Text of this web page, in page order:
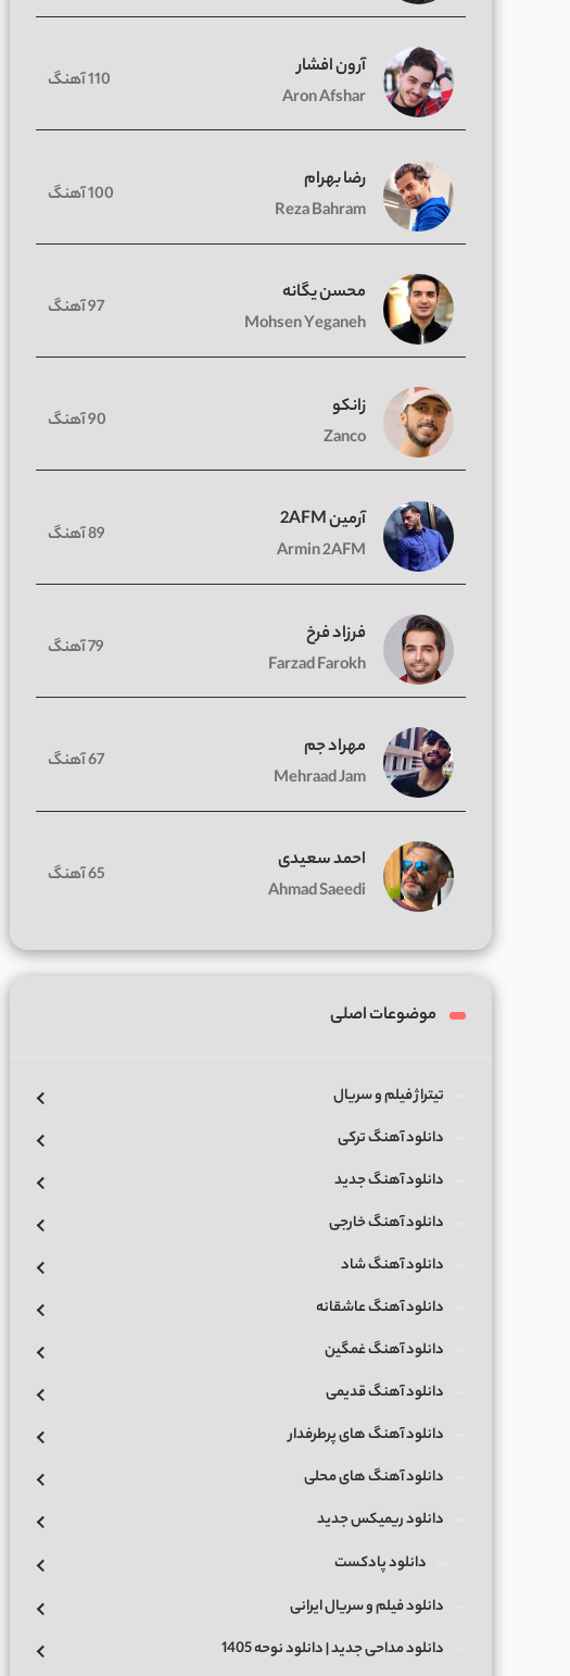
آرون افشار
Aron Afshar
110 آهنگ
رضا بهرام
Reza Bahram
100 آهنگ
محسن یگانه
Mohsen Yeganeh
97 آهنگ
زانکو
Zanco
90 آهنگ
آرمین 2AFM
Armin 2AFM
89 آهنگ
فرزاد فرخ
Farzad Farokh
79 آهنگ
مهراد جم
Mehraad Jam
67 آهنگ
احمد سعیدی
Ahmad Saeedi
65 آهنگ
موضوعات اصلی
تیتراژ فیلم و سریال
دانلود آهنگ ترکی
دانلود آهنگ جدید
دانلود آهنگ خارجی
دانلود آهنگ شاد
دانلود آهنگ عاشقانه
دانلود آهنگ غمگین
دانلود آهنگ قدیمی
دانلود آهنگ های پرطرفدار
دانلود آهنگ های محلی
دانلود ریمیکس جدید
دانلود پادکست
دانلود فیلم و سریال ایرانی
دانلود مداحی جدید | دانلود نوحه 1405